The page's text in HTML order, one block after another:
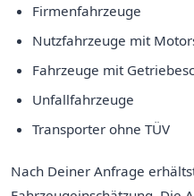
Firmenfahrzeuge
Nutzfahrzeuge mit
Fahrzeuge mit
Unfallfahrzeuge
Transporter ohne TÜV
Nach Deiner Anfrage